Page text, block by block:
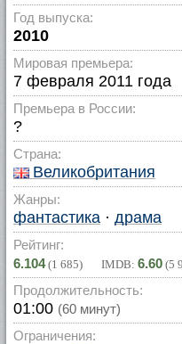
Год выпуска:
2010
Мировая премьера:
7 февраля 2011 года
Премьера в России:
?
Страна:
Великобритания
Жанры:
фантастика · драма
Рейтинг:
6.104(1 685) IMDB: 6.60 (5
Продолжительность:
01:00 (60 минут)
Ограничения: